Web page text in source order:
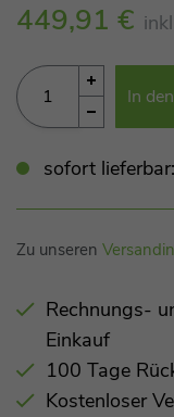
449,91 €
In
sofort
Zu unseren
Rechnungs-
Einkauf
100 Tage
Kostenloser